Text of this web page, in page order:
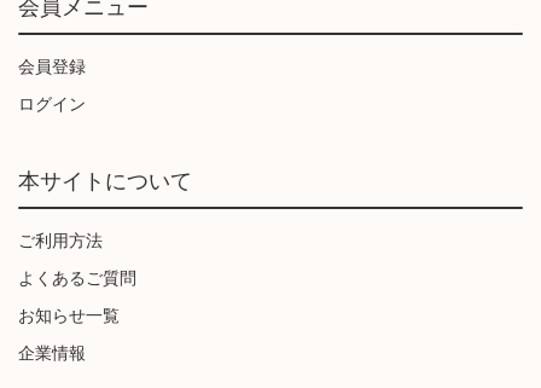
会員メニュー
会員登録
ログイン
本サイトについて
ご利用方法
よくあるご質問
お知らせ一覧
企業情報